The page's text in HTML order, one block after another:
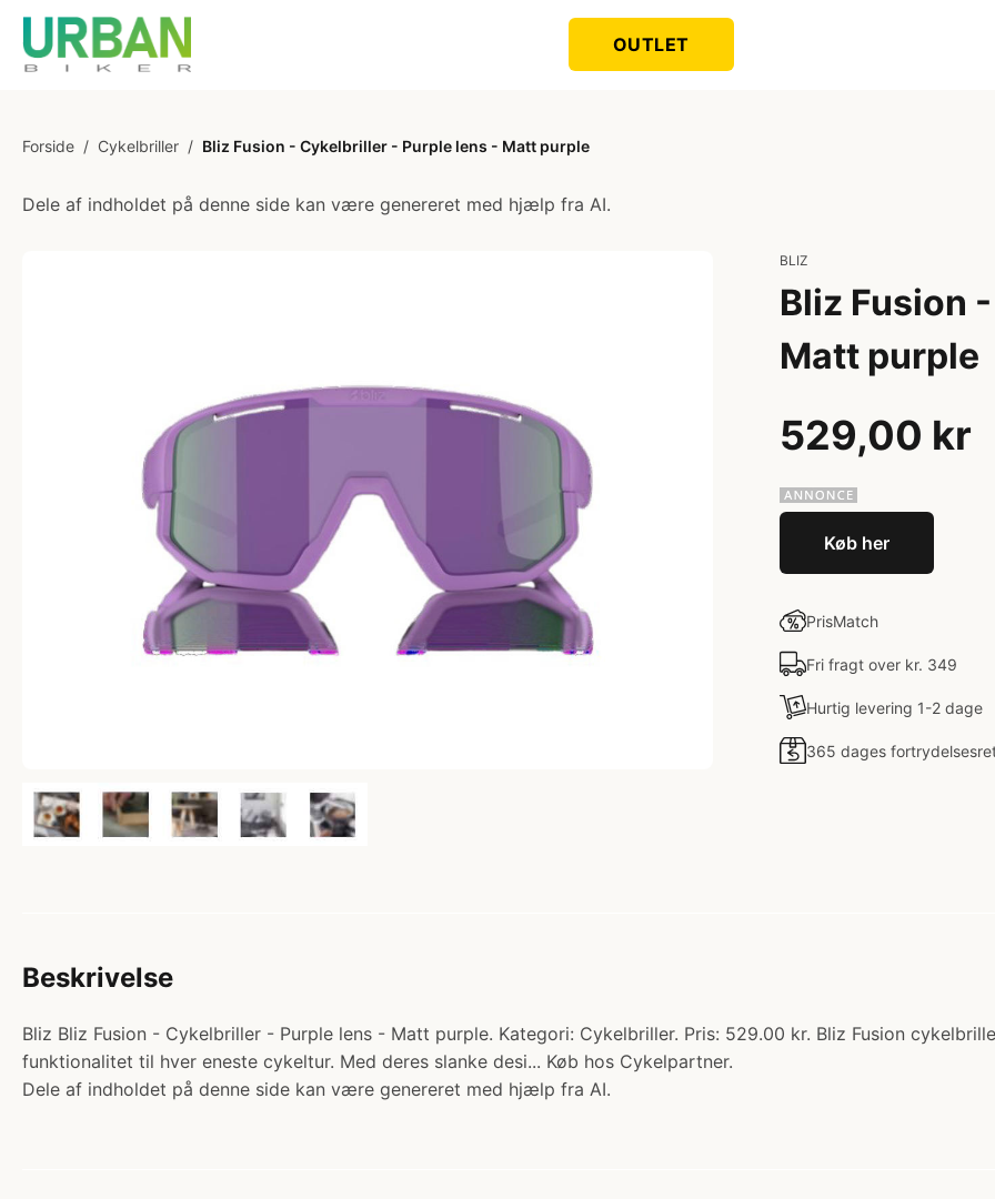
OUTLET
Forside / Cykelbriller / Bliz Fusion - Cykelbriller - Purple lens - Matt purple
Dele af indholdet på denne side kan være genereret med hjælp fra AI.
BLIZ
Bliz Fusion
Matt purple
529,00 kr
Køb her
PrisMatch
Fri fragt over kr. 349
Hurtig levering 1-2 dage
365 dages
Beskrivelse
Bliz Bliz Fusion - Cykelbriller - Purple lens - Matt purple. Kategori: Cykelbriller. Pris: 529.00 kr. Bliz Fusion
funktionalitet til hver eneste cykeltur. Med deres slanke desi... Køb hos Cykelpartner.
Dele af indholdet på denne side kan være genereret med hjælp fra AI.